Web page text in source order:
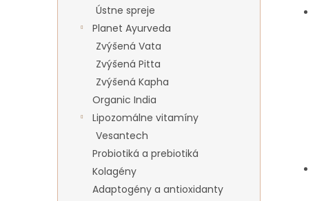
Ústne spreje
Planet Ayurveda
Zvýšená Vata
Zvýšená Pitta
Zvýšená Kapha
Organic India
Lipozomálne vitamíny
Vesantech
Probiotiká a prebiotiká
Kolagény
Adaptogény a antioxidanty